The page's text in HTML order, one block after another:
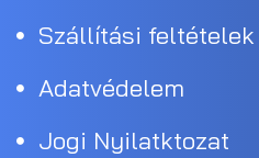
Szállítási feltételek
Adatvédelem
Jogi Nyilatktozat